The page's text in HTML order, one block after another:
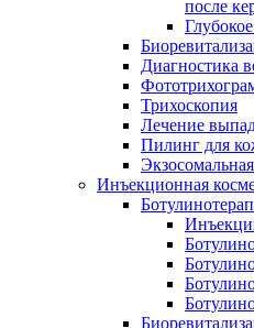
после
Диагностика
Трихоскопия
Лечение
Пилинг для
Инъекционная